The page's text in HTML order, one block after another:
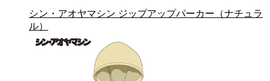
シン・アオヤマシン ジップアップパーカー（ナチュラ
ル）